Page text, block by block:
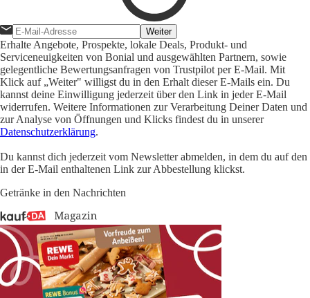
Weiter
Erhalte Angebote, Prospekte, lokale Deals, Produkt- und
Serviceneuigkeiten von Bonial und ausgewählten Partnern, sowie
gelegentliche Bewertungsanfragen von Trustpilot per E-Mail. Mit
Klick auf „Weiter" willigst du in den Erhalt dieser E-Mails ein. Du
kannst deine Einwilligung jederzeit über den Link in jeder E-Mail
widerrufen. Weitere Informationen zur Verarbeitung Deiner Daten und
zur Analyse von Öffnungen und Klicks findest du in unserer
Datenschutzerklärung.
Du kannst dich jederzeit vom Newsletter abmelden, in dem du auf den
in der E-Mail enthaltenen Link zur Abbestellung klickst.
Getränke in den Nachrichten